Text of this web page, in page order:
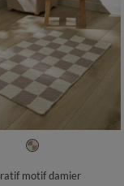
motif damier